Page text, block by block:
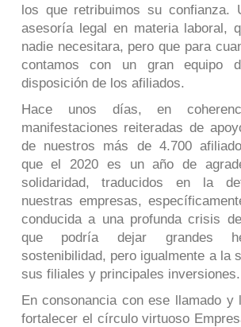
los que retribuimos su confianza.
asesoría legal en materia laboral,
nadie necesitara, pero que para
contamos con un gran equipo
disposición de los afiliados.
Hace unos días, en
manifestaciones reiteradas de
de nuestros más de 4.700
que el 2020 es un año de
solidaridad, traducidos en la
nuestras empresas,
conducida a una profunda crisis
que podría dejar grandes
sostenibilidad, pero igualmente a la
sus filiales y principales inversiones.
En consonancia con ese llamado y
fortalecer el círculo virtuoso